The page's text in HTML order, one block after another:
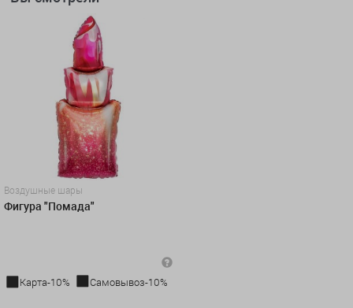
Воздушные шары
Фигура "Помада"
Карта-10%
Самовывоз-10%